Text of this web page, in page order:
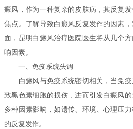
癜风，作为一种复杂的皮肤病，其反复
焦点。了解导致白癜风反复发作的因素
面，昆明白癜风治疗医院医生将从几个
响因素。
一、免疫系统失调
白癜风与免疫系统密切相关，当免疫
致黑色素细胞的损伤，进而引发白癜风
多种因素影响，如遗传、环境、心理压
的反复发作。